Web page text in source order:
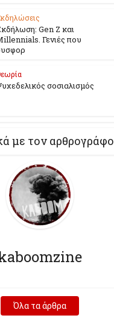
Gen Z και
Γενιές που
σοσιαλισμός
με τον αρθρογράφο
Όλα τα άρθρα